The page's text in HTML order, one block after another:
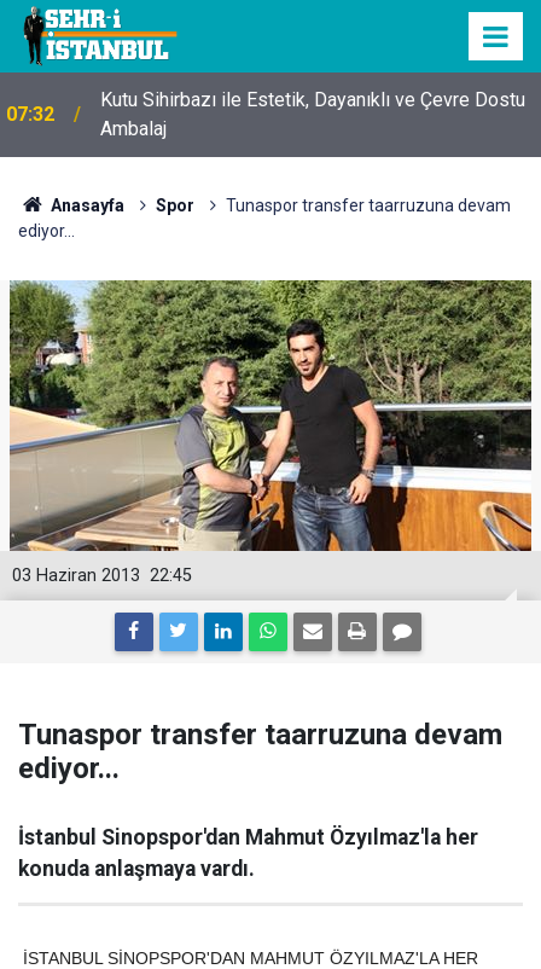
07:32
Kutu Sihirbazı ile Estetik, Dayanıklı ve Çevre Dostu
Ambalaj
Anasayfa Spor
Tunaspor transfer taarruzuna devam
ediyor...
22:45
03 Haziran 2013
Tunaspor transfer taarruzuna devam
ediyor...
İstanbul Sinopspor'dan Mahmut Özyılmaz'la her
konuda anlaşmaya vardı.
İSTANBUL SİNOPSPOR'DAN MAHMUT ÖZYILMAZ'LA HER